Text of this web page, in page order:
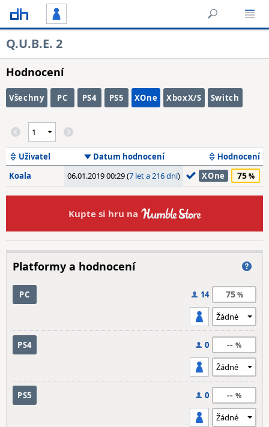
Q.U.B.E. 2
Hodnocení
Všechny PC PS4 PS5 XOne XboxX/S Switch
Uživatel Datum hodnocení
Hodnocení
Koala
06.01.2019 00:29 (7 let a 216 dní) XOne 75
Kupte si hru na
Platformy a hodnocení
PC 14 75
PS4 0 --
PS5 0 --